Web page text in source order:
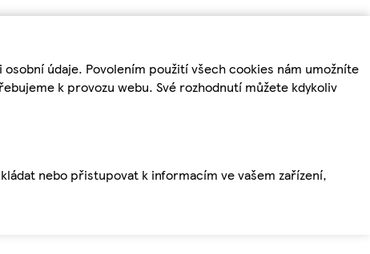
údaje. Povolením použití všech cookies nám umožníte
k provozu webu. Své rozhodnutí můžete kdykoliv
nebo přistupovat k informacím ve vašem zařízení,